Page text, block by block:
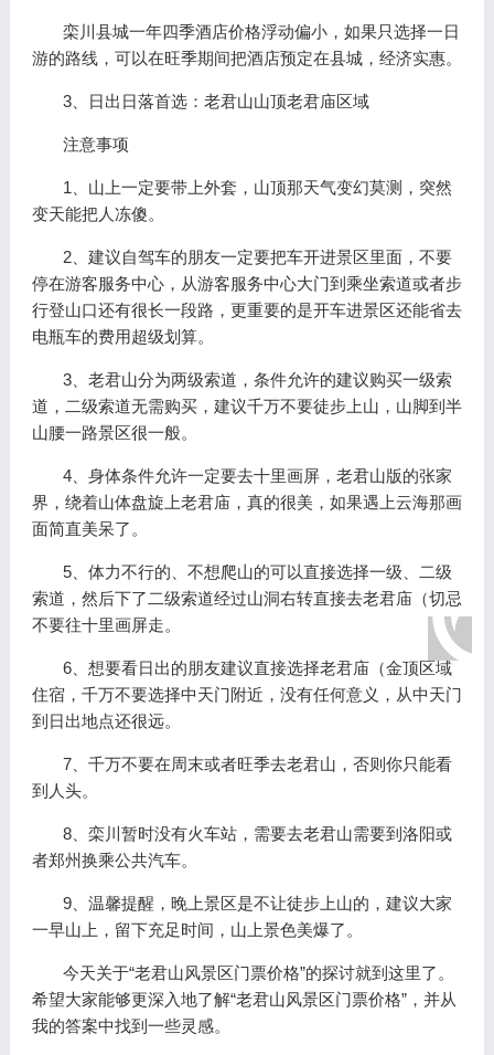
栾川县城一年四季酒店价格浮动偏小，如果只选择一日
游的路线，可以在旺季期间把酒店预定在县城，经济实惠。
3、日出日落首选：老君山山顶老君庙区域
注意事项
1、山上一定要带上外套，山顶那天气变幻莫测，突然
变天能把人冻傻。
2、建议自驾车的朋友一定要把车开进景区里面，不要
停在游客服务中心，从游客服务中心大门到乘坐索道或者步
行登山口还有很长一段路，更重要的是开车进景区还能省去
电瓶车的费用超级划算。
3、老君山分为两级索道，条件允许的建议购买一级索
道，二级索道无需购买，建议千万不要徒步上山，山脚到半
山腰一路景区很一般。
4、身体条件允许一定要去十里画屏，老君山版的张家
界，绕着山体盘旋上老君庙，真的很美，如果遇上云海那画
面简直美呆了。
5、体力不行的、不想爬山的可以直接选择一级、二级
索道，然后下了二级索道经过山洞右转直接去老君庙（切忌
不要往十里画屏走。
6、想要看日出的朋友建议直接选择老君庙（金顶区域
住宿，千万不要选择中天门附近，没有任何意义，从中天门
到日出地点还很远。
7、千万不要在周末或者旺季去老君山，否则你只能看
到人头。
8、栾川暂时没有火车站，需要去老君山需要到洛阳或
者郑州换乘公共汽车。
9、温馨提醒，晚上景区是不让徒步上山的，建议大家
一早山上，留下充足时间，山上景色美爆了。
今天关于“老君山风景区门票价格”的探讨就到这里了。
希望大家能够更深入地了解“老君山风景区门票价格”，并从
我的答案中找到一些灵感。